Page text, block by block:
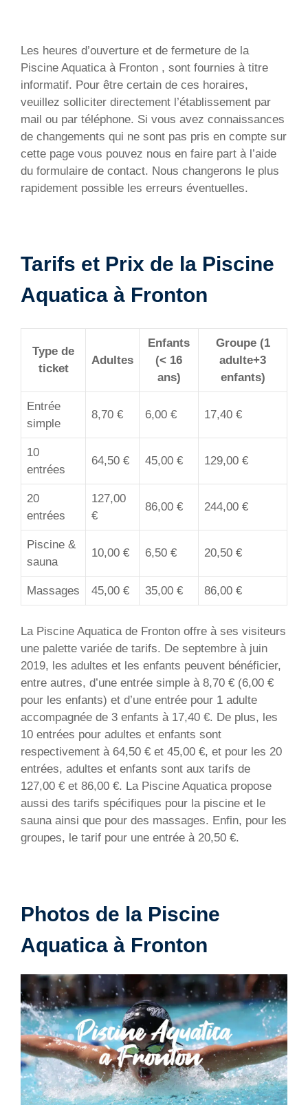
Les heures d’ouverture et de fermeture de la
Piscine Aquatica à Fronton , sont fournies à titre
informatif. Pour être certain de ces horaires,
veuillez solliciter directement l’établissement par
mail ou par téléphone. Si vous avez connaissances
de changements qui ne sont pas pris en compte sur
cette page vous pouvez nous en faire part à l’aide
du formulaire de contact. Nous changerons le plus
rapidement possible les erreurs éventuelles.
Tarifs et Prix de la Piscine
Aquatica à Fronton
Type de
ticket
Adultes
Enfants
(< 16
ans)
Groupe (1
adulte+3
enfants)
Entrée
simple
8,70 € 6,00 € 17,40 €
10
entrées
64,50 € 45,00 € 129,00 €
20
entrées
127,00
€
86,00 € 244,00 €
Piscine &
sauna
10,00 € 6,50 € 20,50 €
Massages 45,00 € 35,00 € 86,00 €
La Piscine Aquatica de Fronton offre à ses visiteurs
une palette variée de tarifs. De septembre à juin
2019, les adultes et les enfants peuvent bénéficier,
entre autres, d’une entrée simple à 8,70 € (6,00 €
pour les enfants) et d’une entrée pour 1 adulte
accompagnée de 3 enfants à 17,40 €. De plus, les
10 entrées pour adultes et enfants sont
respectivement à 64,50 € et 45,00 €, et pour les 20
entrées, adultes et enfants sont aux tarifs de
127,00 € et 86,00 €. La Piscine Aquatica propose
aussi des tarifs spécifiques pour la piscine et le
sauna ainsi que pour des massages. Enfin, pour les
groupes, le tarif pour une entrée à 20,50 €.
Photos de la Piscine
Aquatica à Fronton